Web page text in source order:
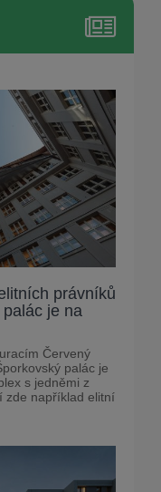
právníků
je na
Červený
palác je
s jedněmi z
zde například elitní